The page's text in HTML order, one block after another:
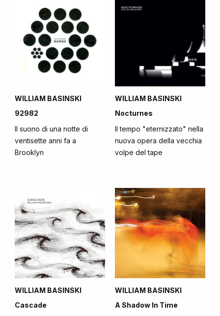
WILLIAM BASINSKI
92982
Il suono di una notte di
ventisette anni fa a
Brooklyn
WILLIAM BASINSKI
Nocturnes
Il tempo "eternizzato" nella
nuova opera della vecchia
volpe del tape
WILLIAM BASINSKI
Cascade
WILLIAM BASINSKI
A Shadow In Time